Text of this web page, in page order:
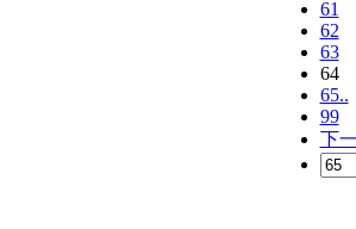
61
62
63
64
65..
99
下